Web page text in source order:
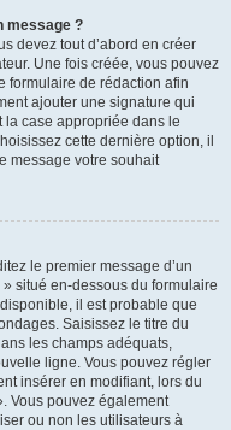
message ?
devez tout d’abord en créer
Une fois créée, vous pouvez
formulaire de rédaction afin
ajouter une signature qui
la case appropriée dans le
cette dernière option, il
message votre souhait
le premier message d’un
situé en-dessous du formulaire
il est probable que
Saisissez le titre du
les champs adéquats,
ligne. Vous pouvez régler
insérer en modifiant, lors du
Vous pouvez également
ou non les utilisateurs à